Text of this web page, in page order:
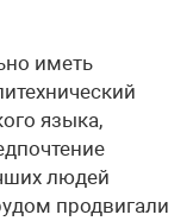
иметь
языка,
людей
продвигали